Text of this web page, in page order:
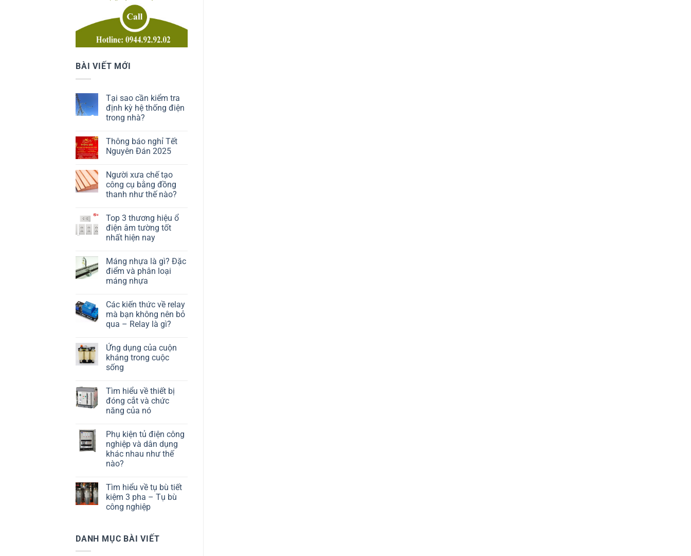
BÀI VIẾT MỚI
Tại sao cần kiểm tra
định kỳ hệ thống điện
trong nhà?
Thông báo nghỉ Tết
Nguyên Đán 2025
Người xưa chế tạo
công cụ bằng đồng
thanh như thế nào?
Top 3 thương hiệu ổ
điện âm tường tốt
nhất hiện nay
Máng nhựa là gì? Đặc
điểm và phân loại
máng nhựa
Các kiến thức về relay
mà bạn không nên bỏ
qua – Relay là gì?
Ứng dụng của cuộn
kháng trong cuộc
sống
Tìm hiểu về thiết bị
đóng cắt và chức
năng của nó
Phụ kiện tủ điện công
nghiệp và dân dụng
khác nhau như thế
nào?
Tìm hiểu về tụ bù tiết
kiệm 3 pha – Tụ bù
công nghiệp
DANH MỤC BÀI VIẾT